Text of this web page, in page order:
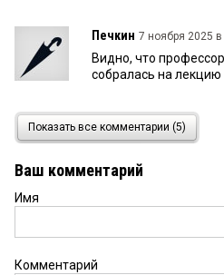
Печкин 7 ноября 2025 в
Видно, что
собралась на
7 ноября 2025 в
Вот! Видна
краеведческом
ДЖОКЕР 6 ноября 2025
Ну да, на злобу дня!
Показать все комментарии (5)
Ваш комментарий
Имя
Комментарий